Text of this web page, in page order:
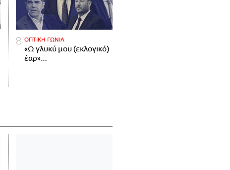
ΟΠΤΙΚΗ ΓΩΝΙΑ
«Ω γλυκύ μου (εκλογικό)
έαρ»…